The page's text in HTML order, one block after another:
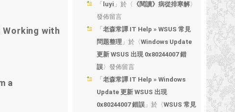
Working with
a
「 luyi 」於〈 《閱讀》病從排寒解〉
發佈留言
「 老森常譚 IT Help » WSUS 常見
問題整理 」於〈Windows Update
更新 WSUS 出現 0x80244007 錯
誤〉發佈留言
「 老森常譚 IT Help » Windows
Update 更新 WSUS 出現
0x80244007 錯誤 」於〈WSUS 常見